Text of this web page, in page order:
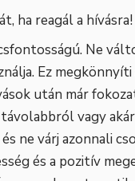
ha reagál a hívásra!
Ne
Ez megkönnyíti
után már
vagy
ne várj azonnali
és a pozitív